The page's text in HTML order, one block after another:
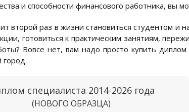
и способности финансового работника, вы
второй раз в жизни становиться студентом и
готовиться к практическим занятиям,
Вовсе нет, вам надо просто купить
город.
специалиста 2014-2026 года
(НОВОГО ОБРАЗЦА)